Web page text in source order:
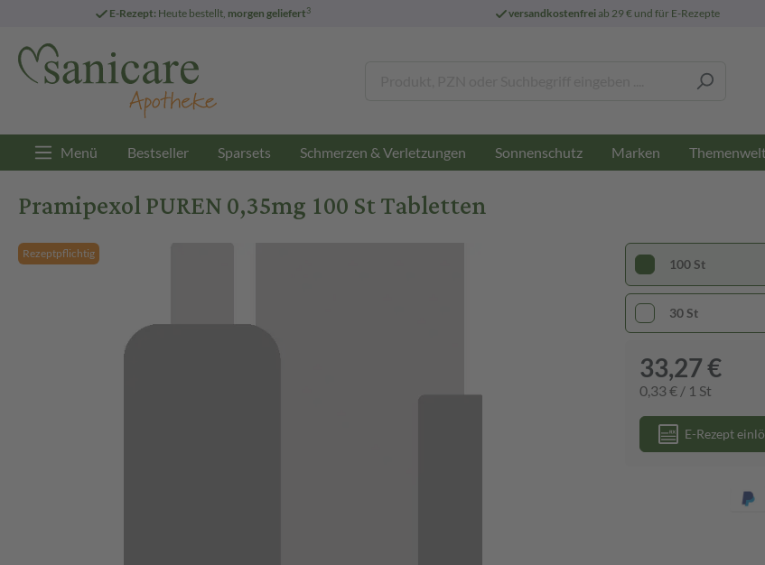
E-Rezept: Heute bestellt, morgen geliefert3 versandkostenfreiab 29 € und für E-Rezepte
Menü Bestseller Sparsets Schmerzen & Verletzungen Sonnenschutz Marken
Pramipexol PUREN 0,35mg 100 St Tabletten
Rezeptpflichtig
100 St
30 St
33,27 €
0,33 € / 1 St
E-Rezept